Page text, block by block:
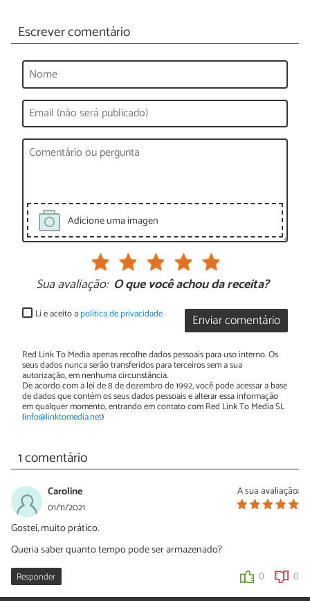
Escrever comentário
Adicione uma imagen
Sua avaliação: O que você achou da receita?
Enviar comentário
Li e aceito apolítica de privacidade
Red Link To Media apenas recolhe dados pessoais para uso interno. Os
seus dados nunca serão transferidos para terceiros sem a sua
autorização, em nenhuma circunstância.
De acordo com a lei de 8 de dezembro de 1992, você pode acessar a base
de dados que contém os seus dados pessoais e alterar essa informação
em qualquer momento, entrando em contato com Red Link To Media SL
(info@linktomedia.net)
1 comentário
A sua avaliação:
Caroline
01/11/2021
Gostei, muito prático.
Queria saber quanto tempo pode ser armazenado?
Responder 0 0